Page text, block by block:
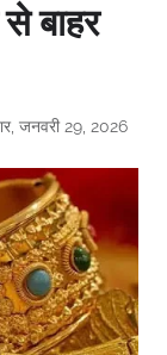
बाहर
जनवरी 29, 2026